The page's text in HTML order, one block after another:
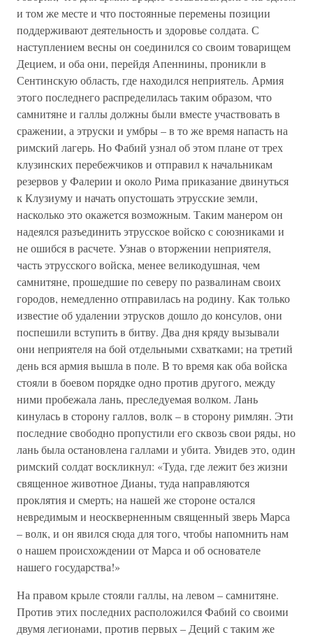
и том же месте и что постоянные перемены позиции
поддерживают деятельность и здоровье солдата. С
наступлением весны он соединился со своим товарищем
Децием, и оба они, перейдя Апеннины, проникли в
Сентинскую область, где находился неприятель. Армия
этого последнего распределилась таким образом, что
самнитяне и галлы должны были вместе участвовать в
сражении, а этруски и умбры – в то же время напасть на
римский лагерь. Но Фабий узнал об этом плане от трех
клузинских перебежчиков и отправил к начальникам
резервов у Фалерии и около Рима приказание двинуться
к Клузиуму и начать опустошать этрусские земли,
насколько это окажется возможным. Таким манером он
надеялся разъединить этрусское войско с союзниками и
не ошибся в расчете. Узнав о вторжении неприятеля,
часть этрусского войска, менее великодушная, чем
самнитяне, прошедшие по северу по развалинам своих
городов, немедленно отправилась на родину. Как только
известие об удалении этрусков дошло до консулов, они
поспешили вступить в битву. Два дня кряду вызывали
они неприятеля на бой отдельными схватками; на третий
день вся армия вышла в поле. В то время как оба войска
стояли в боевом порядке одно против другого, между
ними пробежала лань, преследуемая волком. Лань
кинулась в сторону галлов, волк – в сторону римлян. Эти
последние свободно пропустили его сквозь свои ряды, но
лань была остановлена галлами и убита. Увидев это, один
римский солдат воскликнул: «Туда, где лежит без жизни
священное животное Дианы, туда направляются
проклятия и смерть; на нашей же стороне остался
невредимым и неоскверненным священный зверь Марса
– волк, и он явился сюда для того, чтобы напомнить нам
о нашем происхождении от Марса и об основателе
нашего государства!»
На правом крыле стояли галлы, на левом – самнитяне.
Против этих последних расположился Фабий со своими
двумя легионами, против первых – Деций с таким же